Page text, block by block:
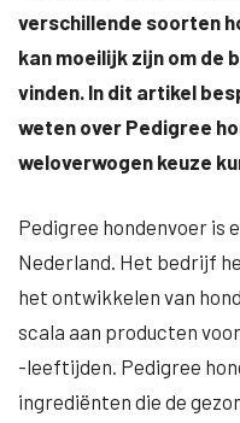
verschillende soorten
kan moeilijk zijn om de
vinden. In dit artikel
weten over Pedigree
weloverwogen keuze
Pedigree hondenvoer is
Nederland. Het bedrijf
het ontwikkelen van
scala aan producten
-leeftijden. Pedigree
ingrediënten die de